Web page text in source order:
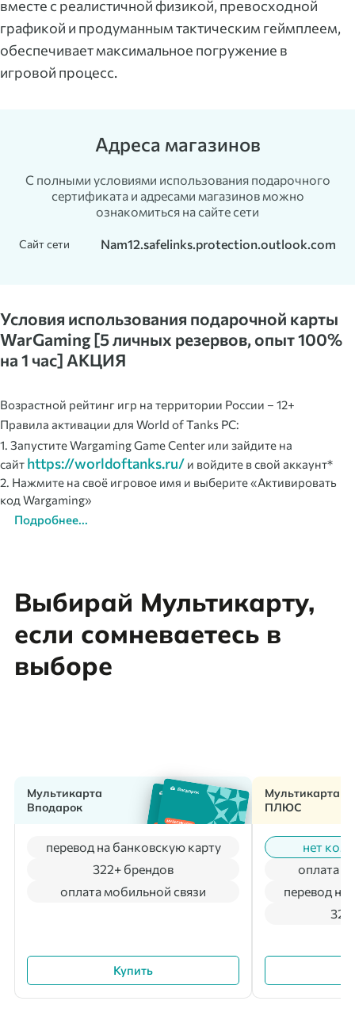
вместе с реалистичной физикой, превосходной
графикой и продуманным тактическим геймплеем,
обеспечивает максимальное погружение в
игровой процесс.
Адреса магазинов
С полными условиями использования подарочного
сертификата и адресами магазинов можно
ознакомиться на сайте сети
Сайт сети Nam12.safelinks.protection.outlook.com
Условия использования подарочной карты
WarGaming [5 личных резервов, опыт 100%
на 1 час] АКЦИЯ
Возрастной рейтинг игр на территории России – 12+
Правила активации для World of Tanks PC:
1. Запустите Wargaming Game Center или зайдите на
сайт https://worldoftanks.ru/ и войдите в свой аккаунт*
2. Нажмите на своё игровое имя и выберите «Активировать
код Wargaming»
Подробнее...
Выбирай Мультикарту,
если сомневаетесь в
выборе
Мультикарта
Вподарок
оплата мобильной связи
перевод на банковскую карту
322+ брендов
Купить
Мультикарта
ПЛЮС
нет
оплата
перевод на